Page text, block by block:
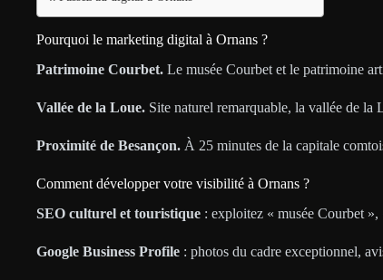
Pourquoi le marketing digital à Ornans ?
Patrimoine Courbet. Le musée Courbet et le patrimoine
Vallée de la Loue. Site naturel remarquable, la vallée de la
Proximité de Besançon. À 25 minutes de la capitale
Comment développer votre visibilité à Ornans ?
SEO culturel et touristique : exploitez « musée Courbet
Google Business Profile : photos du cadre exceptionnel,